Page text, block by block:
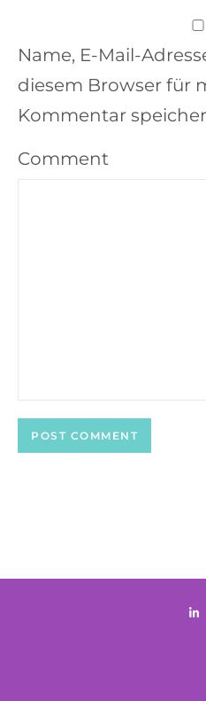
Name, E-Mail-
diesem Browser für
Kommentar
Comment